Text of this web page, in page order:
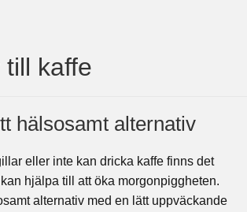
kaffe
hälsosamt alternativ
eller inte kan dricka kaffe finns det
hjälpa till att öka morgonpiggheten.
alternativ med en lätt uppväckande